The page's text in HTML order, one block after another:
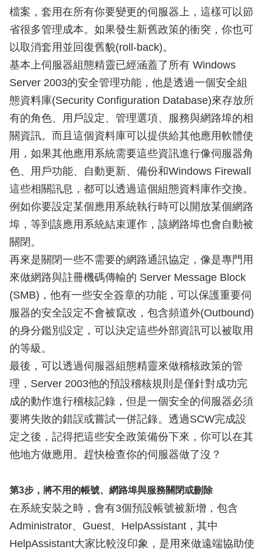
檔案，套用在所有你要變更的伺服器上，這樣可以節
省很多管理成本。如果發生新舊政策的衝突，你也可
以取消套用並回復舊貌(roll-back)。
基本上伺服器組態精靈已經涵蓋了所有 Windows
Server 2003的安全管理功能，他是透過一個安全組
態資料庫(Security Configuration Database)來存放所
有的角色、用戶設定、管理選項、服務與網路埠的相
關資訊。而且這個資料庫可以提供給其他應用軟體使
用，如果其他應用系統需要這些資訊進行像伺服器角
色、用戶功能、自動更新、備份和Windows Firewall
這些相關訊息，都可以透過這個組態資料庫作交換。
例如你要設定某個應用系統執行時可以開放某個網路
埠，等到該應用系統結束運作，該網路埠也會自動被
關閉。
再來是關閉一些不需要的網路通訊協定，像是專門用
來做網路與註冊機碼傳輸的 Server Message Block
(SMB)，他有一些安全簽章的功能，可以保護重要伺
服器的安全設定不會被竄改，包含頻道外(Outbound)
的身分鑑別設定，可以決定這些外部資訊可以被取用
的等級。
最後，可以透過伺服器組態精靈來做稽核政策的管
理，Server 2003他的預設稽核規則是僅針對成功完
成的動作進行稽核記錄，但是一個安全的伺服器必須
要將失敗的錯誤或嘗試一併記錄。透過SCW完成設
定之後，記得把這些安全政策備份下來，你可以在其
他地方做應用。趕快檢查你的伺服器做了沒？
第3步，將不用的帳號、網路埠與服務關閉或刪除
在系統安裝之時，會有3個預設帳號被新增，包含
Administrator、Guest、HelpAssistant，其中
HelpAssistant大家比較沒印象，是用來做遠端協助使